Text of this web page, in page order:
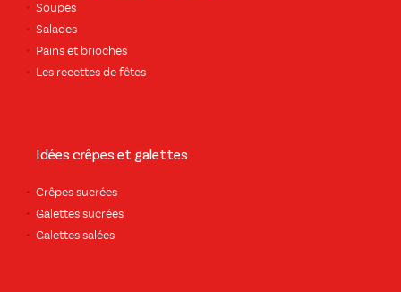
Soupes
Salades
Pains et brioches
Les recettes de fêtes
Idées crêpes et galettes
Crêpes sucrées
Galettes sucrées
Galettes salées